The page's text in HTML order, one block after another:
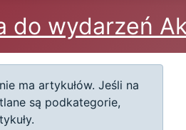
do wydarzeń
ma artykułów. Jeśli na
są podkategorie,